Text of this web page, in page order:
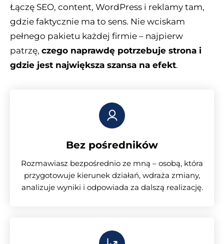
Łączę SEO, content, WordPress i reklamy tam,
gdzie faktycznie ma to sens. Nie wciskam
pełnego pakietu każdej firmie – najpierw
patrzę, czego naprawdę potrzebuje strona i
gdzie jest największa szansa na efekt.
Bez pośredników
Rozmawiasz bezpośrednio ze mną – osobą, która
przygotowuje kierunek działań, wdraża zmiany,
analizuje wyniki i odpowiada za dalszą realizację.